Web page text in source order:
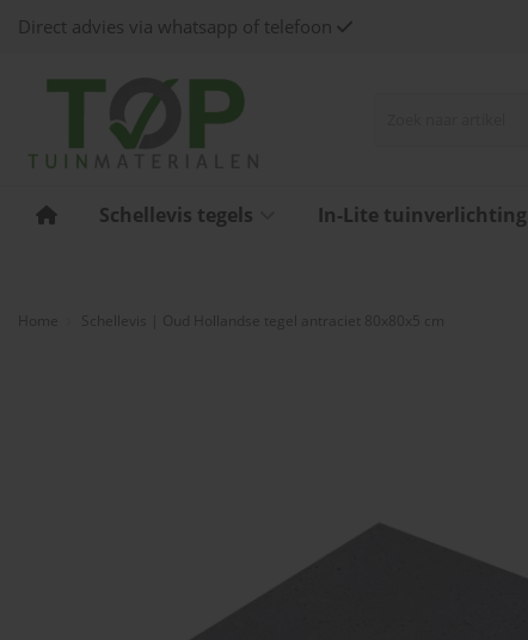
Direct advies via whatsapp of telefoon
Schellevis tegels In-Lite tuinverlichting
Schellevis | Oud Hollandse tegel antraciet 80x80x5 cm